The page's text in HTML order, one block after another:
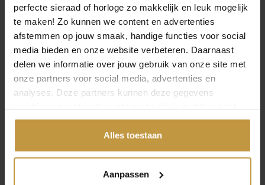
perfecte sieraad of horloge zo makkelijk en leuk mogelijk
te maken! Zo kunnen we content en advertenties
afstemmen op jouw smaak, handige functies voor social
media bieden en onze website verbeteren. Daarnaast
delen we informatie over jouw gebruik van onze site met
onze partners voor social media, advertenties en
analyses. Deze partners kunnen deze gegevens
combineren met andere informatie die je met hen hebt
gedeeld of die ze hebben verzameld via jouw gebruik van
Alles toestaan
Aanpassen
MEER VAN CLIC DESIGN
€192,00 €177,00